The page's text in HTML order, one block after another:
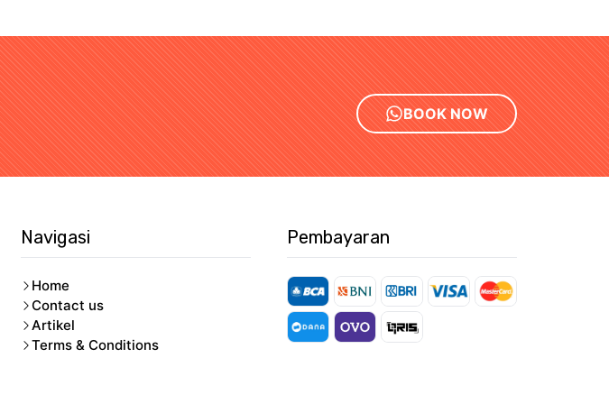
BOOK NOW
Navigasi
Home
Contact us
Artikel
Terms & Conditions
Pembayaran